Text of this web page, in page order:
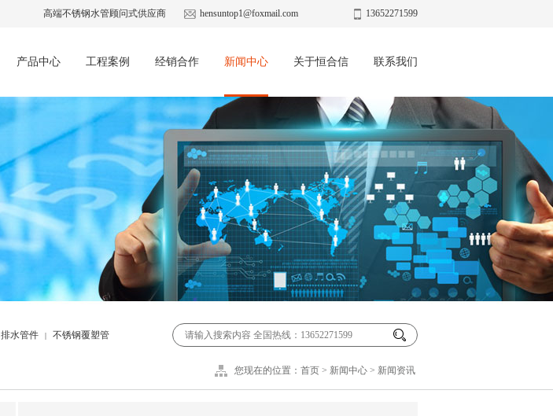
高端不锈钢水管顾问式供应商 hensuntop1@foxmail.com 13652271599
产品中心 工程案例 经销合作 新闻中心 关于恒合信 联系我们
排水管件 | 不锈钢覆塑管
您现在的位置： 首页 > 新闻中心 > 新闻资讯